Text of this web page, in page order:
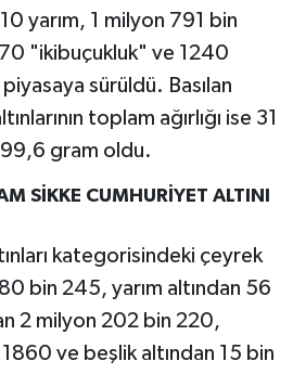
yarım, 1 milyon 791 bin
"ikibuçukluk" ve 1240
sürüldü. Basılan
toplam ağırlığı ise 31
gram oldu.
SİKKE CUMHURİYET ALTINI
kategorisindeki çeyrek
bin 245, yarım altından 56
2 milyon 202 bin 220,
ve beşlik altından 15 bin